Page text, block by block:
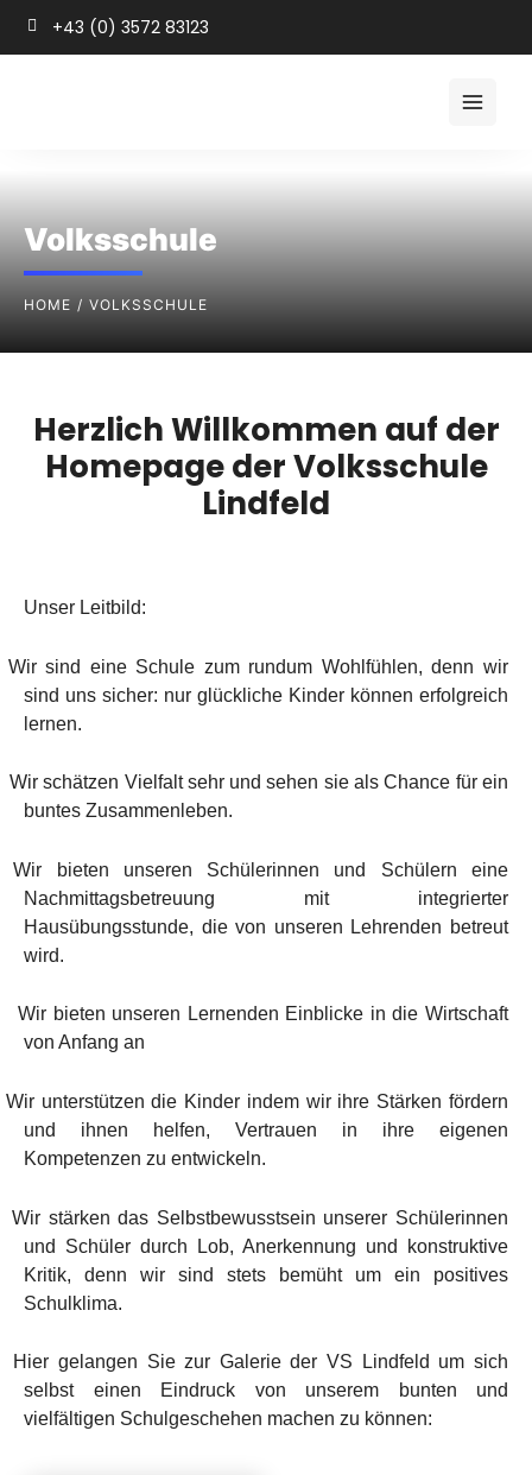
+43 (0) 3572 83123
Volksschule
HOME VOLKSSCHULE
Herzlich Willkommen auf der
Homepage der Volksschule
Lindfeld
Unser Leitbild:
Wir sind eine Schule zum rundum Wohlfühlen, denn wir
sind uns sicher: nur glückliche Kinder können erfolgreich
lernen.
Wir schätzen Vielfalt sehr und sehen sie als Chance für ein
buntes Zusammenleben.
Wir bieten unseren Schülerinnen und Schülern eine
Nachmittagsbetreuung mit integrierter
Hausübungsstunde, die von unseren Lehrenden betreut
wird.
Wir bieten unseren Lernenden Einblicke in die Wirtschaft
von Anfang an
Wir unterstützen die Kinder indem wir ihre Stärken fördern
und ihnen helfen, Vertrauen in ihre eigenen
Kompetenzen zu entwickeln.
Wir stärken das Selbstbewusstsein unserer Schülerinnen
und Schüler durch Lob, Anerkennung und konstruktive
Kritik, denn wir sind stets bemüht um ein positives
Schulklima.
gelangen Sie zur Galerie der VS Lindfeld um sich
selbst einen Eindruck von unserem bunten und
vielfältigen Schulgeschehen machen zu können: